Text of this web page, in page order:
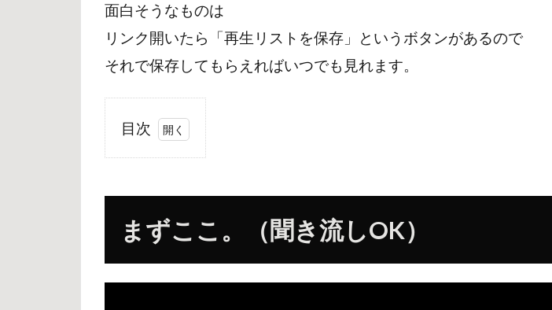
面白そうなものは
リンク開いたら「再生リストを保存」というボタンがあるので
それで保存してもらえればいつでも見れます。
目次
1
こ
こ。
（聞
まずここ。（聞き流しOK）